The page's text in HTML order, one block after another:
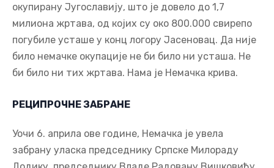
окупирану Југославију, што је довело до 1,7
милиона жртава, од којих су око 800.000 свирепо
погубиле усташе у конц логору Јасеновац. Да није
било немачке окупације не би било ни усташа. Не
би било ни тих жртава. Нама је Немачка крива.
РЕЦИПРОЧНЕ ЗАБРАНЕ
Уочи 6. априла ове године, Немачка је увела
забрану уласка председнику Српске Милораду